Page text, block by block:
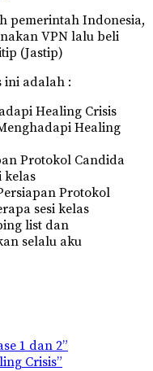
pemerintah Indonesia,
VPN lalu beli
(Jastip)
ini adalah :
Healing Crisis
Healing
Protokol Candida
kelas
Protokol
sesi kelas
list dan
selalu aku
1 dan 2”
Crisis”